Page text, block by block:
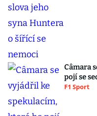
Câmara
pojí se
F1 Sport